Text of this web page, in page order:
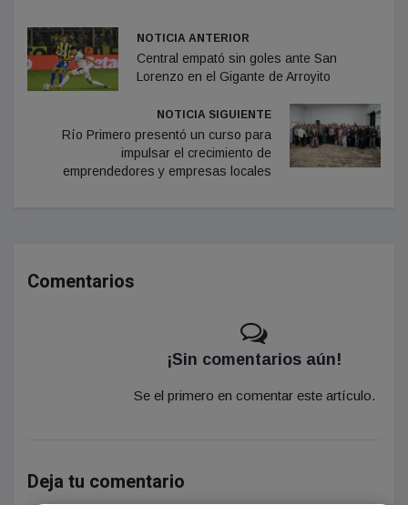
NOTICIA ANTERIOR
Central empató sin goles ante San
Lorenzo en el Gigante de Arroyito
NOTICIA SIGUIENTE
Río Primero presentó un curso para
impulsar el crecimiento de
emprendedores y empresas locales
Comentarios
¡Sin comentarios aún!
Se el primero en comentar este artículo.
Deja tu comentario